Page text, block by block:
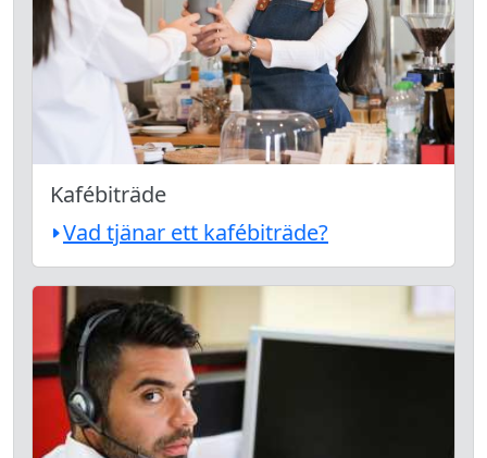
Kafébiträde
Vad tjänar ett kafébiträde?